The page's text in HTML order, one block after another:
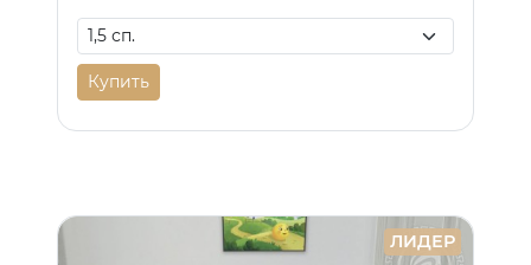
Купить
ЛИДЕР